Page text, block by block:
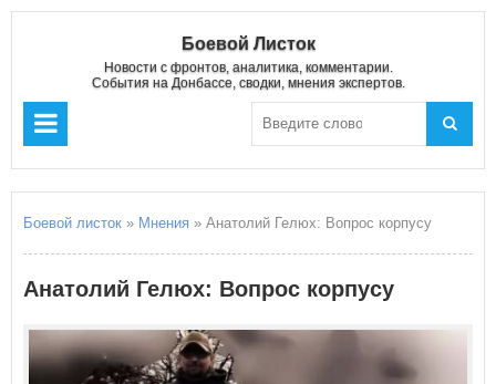
Боевой Листок
Новости с фронтов, аналитика, комментарии.
События на Донбассе, сводки, мнения экспертов.
Боевой листок » Мнения » Анатолий Гелюх: Вопрос корпусу
Анатолий Гелюх: Вопрос корпусу